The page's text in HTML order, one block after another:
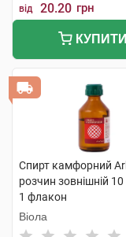
від 20.20 грн
КУПИТИ
Спирт камфорний
розчин зовнішній
1 флакон
Віола